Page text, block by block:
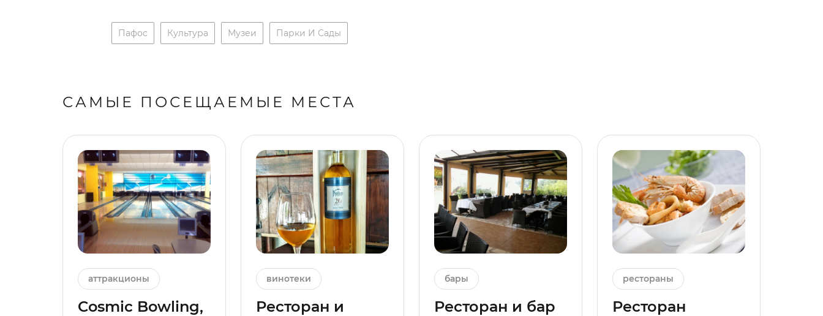
Пафос Культура Музеи Парки И Сады
САМЫЕ ПОСЕЩАЕМЫЕ МЕСТА
аттракционы
Cosmic Bowling,
винотеки
Ресторан и
бары
Ресторан и бар
рестораны
Ресторан